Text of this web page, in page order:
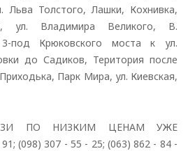
Льва Толстого, Лашки, Кохнивка,
ул. Владимира Великого, В.
3-под Крюковского моста к ул.
до Садиков, Територия после
Парк Мира, ул. Киевская,
ПО НИЗКИМ ЦЕНАМ УЖЕ
(098) 307 - 55 - 25; (063) 862 - 84 -